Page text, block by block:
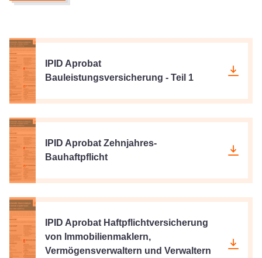
IPID Aprobat
Bauleistungsversicherung - Teil 1
IPID Aprobat Zehnjahres-
Bauhaftpflicht
IPID Aprobat Haftpflichtversicherung
von Immobilienmaklern,
Vermögensverwaltern und Verwaltern